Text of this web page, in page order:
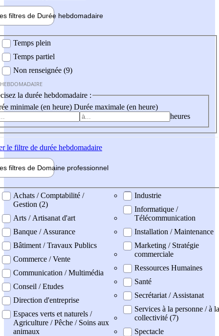
filtres de Durée hebdomadaire
Temps plein
Temps partiel
Non renseignée (9)
la durée hebdomadaire :
minimale (en heure) Durée maximale (en heure)
heures
le filtre de durée hebdomadaire
filtres de Domaine professionnel
professionel
Achats / Comptabilité /
Gestion (2)
Arts / Artisanat d'art
Banque / Assurance
Bâtiment / Travaux Publics
Commerce / Vente
Communication / Multimédia
Conseil / Etudes
Direction d'entreprise
Espaces verts et naturels /
Agriculture / Pêche / Soins aux
animaux
Industrie
Informatique /
Télécommunication
Installation / Maintenance
Marketing / Stratégie
commerciale
Ressources Humaines
Santé
Secrétariat / Assistanat
Services à la personne / à la
collectivité (7)
Spectacle